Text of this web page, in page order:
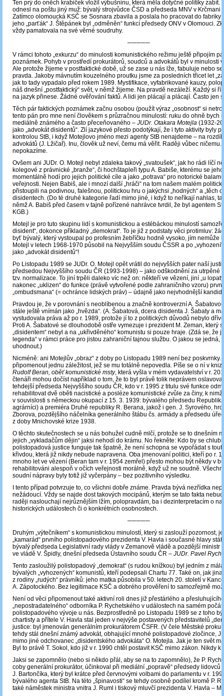
Ten prý do oněch krabiček vložil výbušninu, která měla dotyčné politiky zabít.
odnesl na poštu jiný muž: bývalý strojvůdce ČSD a předseda MNV v Krčmani
Zatímco olomoucká KSČ se Sosnara zbavila a poslala ho pracovat do fabriky
jeho „parťák“ J. Štěpánek byl „odměněn“ funkcí předsedy ONV v Olomouci.
vždy pamatovala na své věrné soudruhy.
─────
V rámci tohoto „exkurzu“ do minulosti komunistického režimu ještě připojím
poznámek. Pohyb v prostředí prokurátorů, soudců a advokátů byl v minulosti
Ale protože žijeme v postfaktické době, už se zase u nás lže, fabuluje nebo
pravda. Jakoby mávnutím kouzelného proutku jsme za posledních třicet let
jak to tady vypadalo před rokem 1989. Mystifikace, vyfabrikované kauzy,
náš dnešní „postfaktický“ svět, v němž žijeme. Na pravdě nezáleží. Každý si
na jazyk přinese. Žádné ověřování faktů. A lidi jen plácají a plácají. Často jen
Těch pár faktických poznámek začnu osobou (použít výraz „osobnost“ si
tento pán pro mne není člověkem s průzračnou minulostí: ruku do ohně bych
mediálně známého a často přeceňovaného – JUDr. Otakara Motejla (1932-
jako „advokát disidentů“. Zlí jazykové přesto podotýkají, že i tyto aktivity byly
kontrolou StB, i když Motejlovo jméno mezi agenty StB nenajdeme – na rozdíl
advokátů (J. Lžičař). Inu, člověk už neví, čemu má věřit. Raději vůbec ničemu.
nepokazíme.
Ovšem ani JUDr. O. Motejl nebyl zdaleka takový „svatoušek“, jak ho rádi líčí
kolegové z právnické „branže“, či hochštapleři typu A. Babiše, kterému se
momentálně hodí pro jejich politické cíle a jako „potrava“ pro notorické
veřejnosti. Nejen Babiš, ale i mnozí další „hráči“ na tom našem malém
přistoupili na podivnou, falešnou, politickou hru o jakýchsi „hodných“ a „těch
disidentech. (Do té druhé kategorie řadí mimo jiné, i když to neříkají nahlas,
němž A. Babiš před časem v tajně pořízené nahrávce tvrdil, že byl agentem
KGB.)
Motejl je pro tuto skupinu lidí s komunistickou a estébáckou minulostí
disident“, dokonce příkladný „demokrat“. To je již z podstaty věci protimluv:
byť bývalý, který vystoupal po profesním žebříčku hodně vysoko, jím nemůže
Motejl v letech 1968-1970 působil na Nejvyšším soudu ČSSR a po
jako „advokát disidentů“!
Po Listopadu 1989 se JUDr. O. Motejl opět vrátil do nejvyšších pater naší
předsedou Nejvyššího soudu ČR (1993-1998) ‒ jako odškodnění za utrpěné
tzv. normalizace. To jiní trpěli daleko víc než on: někteří ve vězení, jiní „u
nakonec „uklizen“ do funkce (právě vytvořené podle zahraničního vzoru)
„ombudsmana“ (= ochránce lidských práv) – údajně jako nejvhodnější
Pravdou je, že v porovnání s neoblíbenou a značně kontroverzní A.
stále ještě vnímán jako „hvězda“. (A. Šabatová, dcera disidenta J. Šabaty a
vystudovala práva až po r. 1989, protože jí to z politických důvodů nebylo
Proti A. Šabatové se dlouhodobě ostře vymezuje i prezident M. Zeman, který
„disidentem“ nebyl a na „ukřivděného“ komunistu si pouze hraje. (Zdá se, že
legenda“ v rámci práce pro jistou zahraniční tajnou službu. O jakou se jedná,
uhodnout.)
Nicméně: ani Motejlův „obraz“ z doby po Listopadu 1989 není bez poskvrnky.
připomenout jednu záležitost, jež se mu totálně nepovedla. Píše se o ní v
Rudolf Beran, oběť komunistické msty, která vyšla v mém vydavatelství v r.
čtenáři mohou dočíst například o tom, že to byl právě tolik neprávem
tehdejší předseda Nejvyššího soudu ČR, kdo v r. 1995 z titulu své funkce
rehabilitovat dvě oběti nacistické a posléze komunistické zvůle za činy, k
v souvislosti s německou okupací z 15. 3. 1939: bývalého předsedu
agrárníci) a premiéra Druhé republiky R. Berana, jakož i gen. J. Syrového,
Zborova, pozdějšího náčelníka generálního štábu čs. armády a předsedu
z doby Mnichovské krize 1938.
O těchto skutečnostech se u nás bohužel cudně mlčí, protože se to dnešním
jejich „vykladačům dějin“ jaksi nehodí do krámu. No řekněte: Kdo by se
polistopadová justice funguje tak špatně, že není schopna se vypořádat s
křivdou, která již nikdy nebude napravena. Oba jmenovaní politici, kteří po r.
mnoho let ve vězení (Beran tam v r. 1954 zemřel) přesto mohou být někdy v
rehabilitováni alespoň v očích veřejnosti morálně, když už ne soudně.
soudní nápravy byly totiž již vyčerpány – bez pozitivního výsledku.
I tento případ potvrzuje to, co všichni dobře známe. Pravda bývá nezřídka
nežádoucí. Vždy se najde dost takových mocipánů, kterým se tato fakta
raději naslouchají nejrůznějším lžím, polopravdám, ba i dezinterpretacím o
historických událostech či o konkrétních osobnostech.
─────
Druhým „výtečníkem“ s komunistickou minulostí, který si zaslouží pozornost,
„kamarád“ prvního polistopadového prezidenta V. Havla i současné hlavy
bývalý předseda Legislativní rady vlády v Zemanově vládě a pozdější ministr
ve vládě V. Špidly, dnešní předseda Ústavního soudu ČR – JUDr. Pavel
Tento zasloužilý polistopadový „demokrat“ (s rudou knížkou) byl jedním z
bývalých „vyhozených“ komunistů, kteří podepsali Chartu 77. Také on, jak
z rodiny „rudých“ právníků: jeho matka působila v 50. letech 20. století v
A. Zápotockého. Bez legitimace KSČ a dobrého prověření to samozřejmě
Není od věci připomenout také aktivní roli dnes již přestárlého a přesluhujícího
„nepostradatelného“ odborníka P. Rychetského v událostech na samém
polistopadového vývoje u nás. Bezprostředně po Listopadu 1989 se z toho
chartisty a přítele V. Havla stal jeden v nejvýše postavených představitelů
justice: byl jmenován generálním prokurátorem ČSFR. (V čele Městské
tehdy stál dnešní známý advokát, obhajující mnohé polistopadové zločince,
mimo jiné odchovanec „disidentského advokáta“ O. Motejla. Jak je ten svět
Byl to právě T. Sokol, kdo již v r. 1990 chtěl postavit KSČ mimo zákon. Nikdy k
Jaksi se zapomnělo (nebo si někdo přál, aby se na to zapomnělo), že P.
coby generální prokurátor, účinkoval při mediální „popravě“ předsedy lidovců
J. Bartončíka, který byl krátce před červnovými volbami do parlamentu v r.
bývalého agenta StB. Na této „špinavosti“ se tehdy osobně podílel kromě P.
také náměstek ministra vnitra J. Ruml i tiskový mluvčí prezidenta V. Havla –